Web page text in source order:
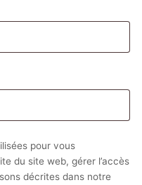
pour vous
du site web, gérer l’accès
décrites dans notre